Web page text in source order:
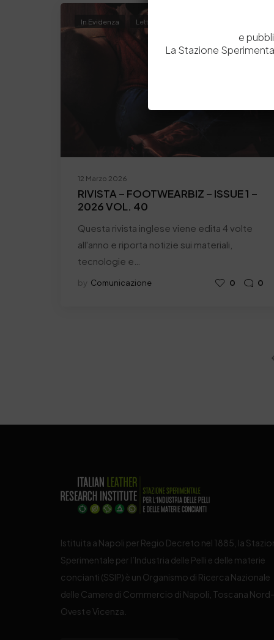
12 Marzo 2026
In Evidenza Letture presso la Biblioteca
RIVISTA – FOOTWEARBIZ – ISSUE 1 –
2026 VOL. 40
Questa rivista inglese viene edita 4 volte
all'anno e riporta notizie sui materiali,
tecnologie e…
by Comunicazione 0 0
Istituita a Napoli per Regio Decreto nel 1885, la
Sperimentale per l’Industria delle Pelli e delle materie
concianti (SSIP) è un Organismo di Ricerca Nazionale
delle Camere di Commercio di Napoli, Toscana Nord-
Ovest e Vicenza.
e
La Stazione